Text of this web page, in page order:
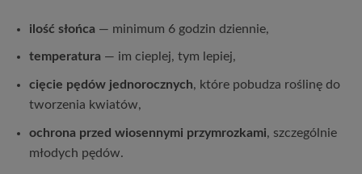
ilość słońca — minimum 6 godzin dziennie,
temperatura — im cieplej, tym lepiej,
cięcie pędów jednorocznych, które pobudza roślinę do
tworzenia kwiatów,
ochrona przed wiosennymi przymrozkami, szczególnie
młodych pędów.